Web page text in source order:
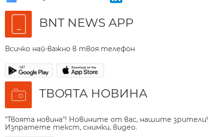
BNT NEWS APP
Всичко най-важно в твоя телефон
ТВОЯТА НОВИНА
"Твоята новина"! Новините от вас, нашите зрители!
Изпратете текст, снимки, видео.